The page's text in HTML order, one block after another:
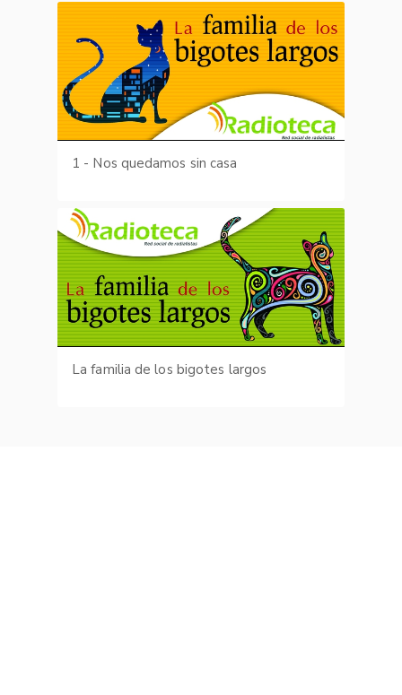
1 - Nos quedamos sin casa
La familia de los bigotes largos